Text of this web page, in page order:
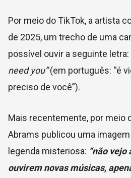
Por meio do TikTok, a artista
de 2025, um trecho de uma
possível ouvir a seguinte letra:
need you”(em português: “é
preciso de você”).
Mais recentemente, por meio
Abrams publicou uma
legenda misteriosa: “não vejo
ouvirem novas músicas,